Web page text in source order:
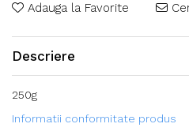
Adauga la Favorite
Descriere
250g
Informatii conformitate produs